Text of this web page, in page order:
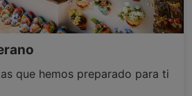
que hemos preparado para ti